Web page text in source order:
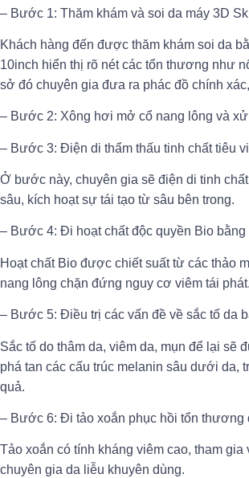
– Bước 1: Thăm khám và soi da máy 3D
Khách hàng đến được thăm khám soi da
10inch hiển thị rõ nét các tổn thương như
sở đó chuyên gia đưa ra phác đồ chính
– Bước 2: Xông hơi mở cổ nang lông và
– Bước 3: Điện di thẩm thấu tinh chất tiêu
Ở bước này, chuyên gia sẽ điện di tinh
sâu, kích hoạt sự tái tạo từ sâu bên trong.
– Bước 4: Đi hoạt chất độc quyền Bio bằng
Hoạt chất Bio được chiết suất từ các thảo
nang lông chặn đứng nguy cơ viêm tái phát.
– Bước 5: Điều trị các vấn đề về sắc tố da
Sắc tố do thâm da, viêm da, mụn để lại sẽ
phá tan các cấu trúc melanin sâu dưới da,
quả.
– Bước 6: Đi tảo xoắn phục hồi tổn thương
Tảo xoắn có tính kháng viêm cao, tham
chuyên gia da liễu khuyên dùng.